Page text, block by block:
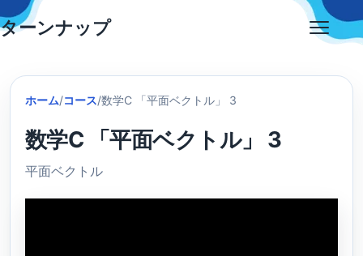
Skip
to
ターンナップ
ホーム/コース/数学C 「平面ベクトル」 3
数学C 「平面ベクトル」 3
平面ベクトル